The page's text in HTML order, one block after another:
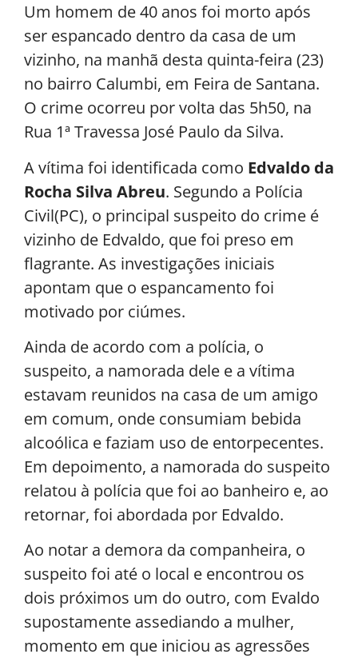
Um homem de 40 anos foi morto após
ser espancado dentro da casa de um
vizinho, na manhã desta quinta-feira (23)
no bairro Calumbi, em Feira de Santana.
O crime ocorreu por volta das 5h50, na
Rua 1ª Travessa José Paulo da Silva.
A vítima foi identificada como Edvaldo da
Rocha Silva Abreu. Segundo a Polícia
Civil(PC), o principal suspeito do crime é
vizinho de Edvaldo, que foi preso em
flagrante. As investigações iniciais
apontam que o espancamento foi
motivado por ciúmes.
Ainda de acordo com a polícia, o
suspeito, a namorada dele e a vítima
estavam reunidos na casa de um amigo
em comum, onde consumiam bebida
alcoólica e faziam uso de entorpecentes.
Em depoimento, a namorada do suspeito
relatou à polícia que foi ao banheiro e, ao
retornar, foi abordada por Edvaldo.
Ao notar a demora da companheira, o
suspeito foi até o local e encontrou os
dois próximos um do outro, com Evaldo
supostamente assediando a mulher,
momento em que iniciou as agressões